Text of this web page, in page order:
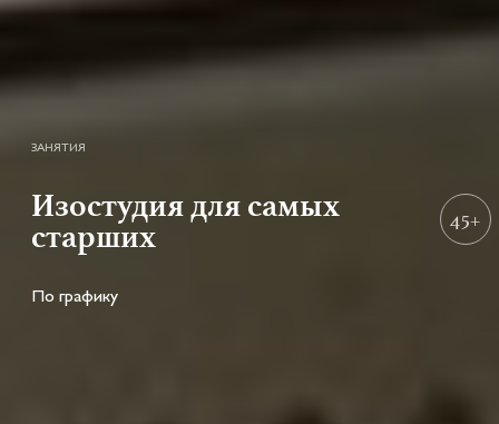
ЗАНЯТИЯ
Изостудия для самых
старших
По графику
45+